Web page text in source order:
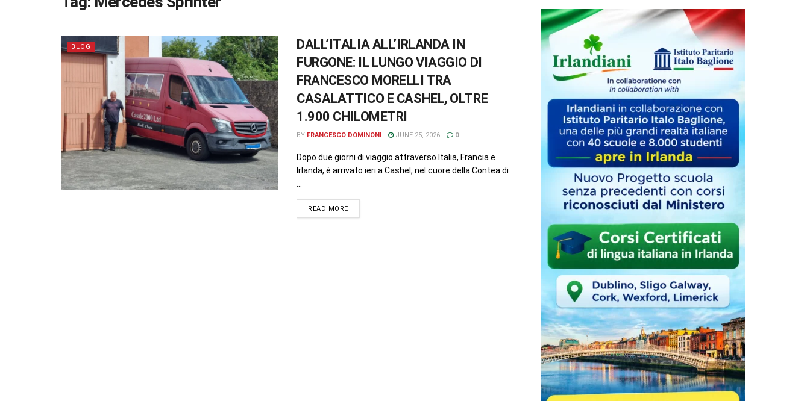
BLOG
DALL’ITALIA ALL’IRLANDA IN
FURGONE: IL LUNGO VIAGGIO DI
FRANCESCO MORELLI TRA
CASALATTICO E CASHEL, OLTRE
1.900 CHILOMETRI
BY FRANCESCO DOMINONI JUNE 25, 2026 0
Dopo due giorni di viaggio attraverso Italia, Francia e
Irlanda, è arrivato ieri a Cashel, nel cuore della Contea di
READ MORE